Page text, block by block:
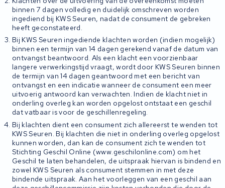
binnen 7 dagen volledig en duidelijk omschreven worden
ingediend bij KWS Seuren, nadat de consument de gebreken
heeft geconstateerd.
Bij KWS Seuren ingediende klachten worden (indien mogelijk)
binnen een termijn van 14 dagen gerekend vanaf de datum van
ontvangst beantwoord. Als een klacht een voorzienbaar
langere verwerkingstijd vraagt, wordt door KWS Seuren binnen
de termijn van 14 dagen geantwoord met een bericht van
ontvangst en een indicatie wanneer de consument een meer
uitvoerig antwoord kan verwachten. Indien de klacht niet in
onderling overleg kan worden opgelost ontstaat een geschil
dat vatbaar is voor de geschillenregeling.
Bij klachten dient een consument zich allereerst te wenden tot
KWS Seuren. Bij klachten die niet in onderling overleg opgelost
kunnen worden, dan kan de consument zich te wenden tot
Stichting Geschil Online (www.geschilonline.com) om het
Geschil te laten behandelen, de uitspraak hiervan is bindend en
zowel KWS Seuren als consument stemmen in met deze
bindende uitspraak. Aan het voorleggen van een geschil aan